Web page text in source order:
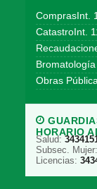
ComprasInt.
CatastroInt.
Obras
HORARIO
Salud:
Subsec. Mujer:
Licencias: